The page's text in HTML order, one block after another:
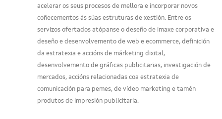
acelerar os seus procesos de mellora e incorporar novos
coñecementos ás súas estruturas de xestión. Entre os
servizos ofertados atópanse o deseño de imaxe corporativa e
deseño e desenvolvemento de web e ecommerce, definición
da estratexia e accións de márketing dixital,
desenvolvemento de gráficas publicitarias, investigación de
mercados, accións relacionadas coa estratexia de
comunicación para pemes, de vídeo marketing e tamén
produtos de impresión publicitaria.